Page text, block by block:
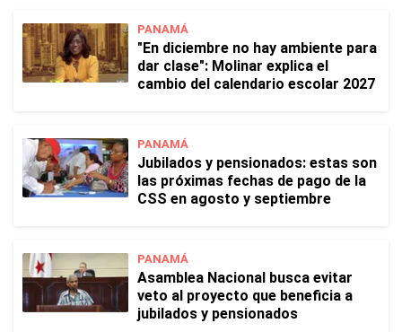
PANAMÁ
"En diciembre no hay ambiente para
dar clase": Molinar explica el
cambio del calendario escolar 2027
PANAMÁ
Jubilados y pensionados: estas son
las próximas fechas de pago de la
CSS en agosto y septiembre
PANAMÁ
Asamblea Nacional busca evitar
veto al proyecto que beneficia a
jubilados y pensionados